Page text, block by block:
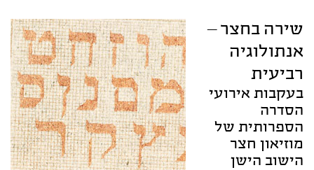
שירה בחצר –
אנתולוגיה
רביעית
בעקבות אירועי
הסדרה
הספרותית של
מוזיאון חצר
הישוב הישן